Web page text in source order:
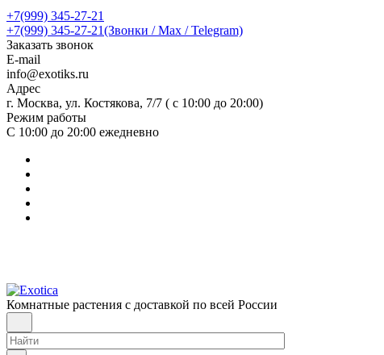
+7(999) 345-27-21
+7(999) 345-27-21(Звонки / Max / Telegram)
Заказать звонок
E-mail
info@exotiks.ru
Адрес
г. Москва, ул. Костякова, 7/7 ( с 10:00 до 20:00)
Режим работы
С 10:00 до 20:00 ежедневно
Комнатные растения с доставкой по всей России